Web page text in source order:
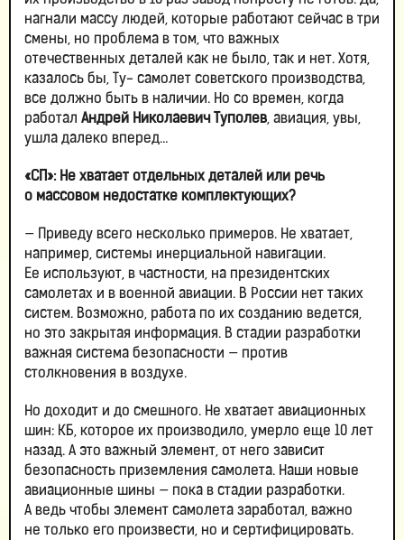
нагнали массу людей, которые работают сейчас в три
смены, но проблема в том, что важных
отечественных деталей как не было, так и нет. Хотя,
казалось бы, Ту- самолет советского производства,
все должно быть в наличии. Но со времен, когда
работал Андрей Николаевич Туполев, авиация, увы,
ушла далеко вперед…
«СП»: Не хватает отдельных деталей или речь
о массовом недостатке комплектующих?
— Приведу всего несколько примеров. Не хватает,
например, системы инерциальной навигации.
Ее используют, в частности, на президентских
самолетах и в военной авиации. В России нет таких
систем. Возможно, работа по их созданию ведется,
но это закрытая информация. В стадии разработки
важная система безопасности — против
столкновения в воздухе.
Но доходит и до смешного. Не хватает авиационных
шин: КБ, которое их производило, умерло еще 10 лет
назад. А это важный элемент, от него зависит
безопасность приземления самолета. Наши новые
авиационные шины — пока в стадии разработки.
А ведь чтобы элемент самолета заработал, важно
не только его произвести, но и сертифицировать.